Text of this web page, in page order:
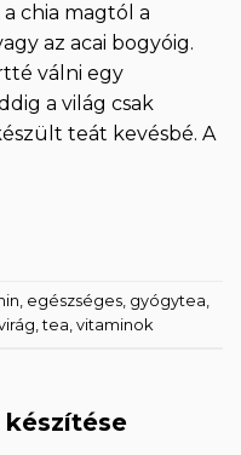
chia magtól a
az acai bogyóig.
válni egy
a világ csak
teát kevésbé. A
, egészséges, gyógytea,
,tea, vitaminok